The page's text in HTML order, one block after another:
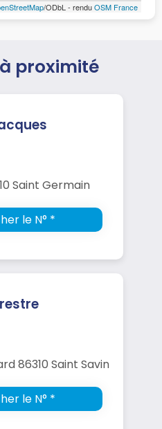
/ODbL - renduOSM France
proximité
Saint Germain
le N° *
86310 Saint Savin
le N° *